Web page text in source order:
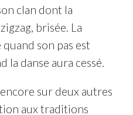
clan dont la
brisée. La
son pas est
la danse aura cessé.
sur deux autres
aux traditions